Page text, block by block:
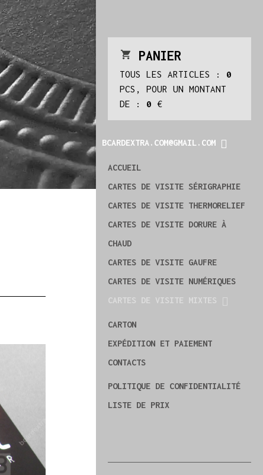
PANIER
TOUS LES ARTICLES : 0
PCS, POUR UN MONTANT
DE : 0 €
BCARDEXTRA.COM@GMAIL.COM
ACCUEIL
CARTES DE VISITE SÉRIGRAPHIE
CARTES DE VISITE THERMORELIEF
CARTES DE VISITE DORURE À
CHAUD
CARTES DE VISITE GAUFRE
CARTES DE VISITE NUMÉRIQUES
CARTES DE VISITE MIXTES
CARTON
EXPÉDITION ET PAIEMENT
CONTACTS
POLITIQUE DE CONFIDENTIALITÉ
LISTE DE PRIX